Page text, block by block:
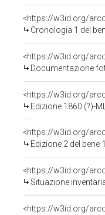
<https://w3id.org/
Cronologia 1 del
Documentazione
<https://w3id.org/
Edizione 1860 (?)-
<https://w3id.org/
Edizione 2 del bene
<https://w3id.org/
Situazione